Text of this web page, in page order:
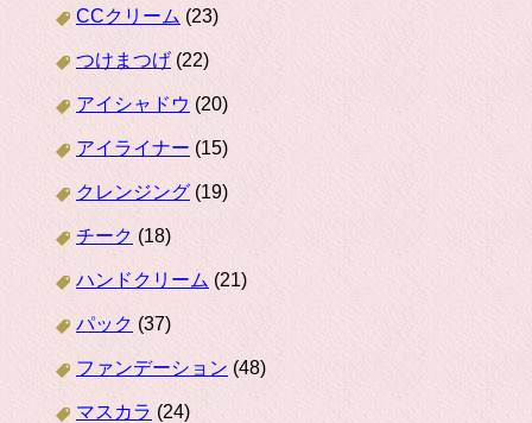
CCクリーム (23)
つけまつげ(22)
アイシャドウ (20)
アイライナー (15)
クレンジング (19)
チーク (18)
ハンドクリーム (21)
パック (37)
ファンデーション (48)
マスカラ (24)